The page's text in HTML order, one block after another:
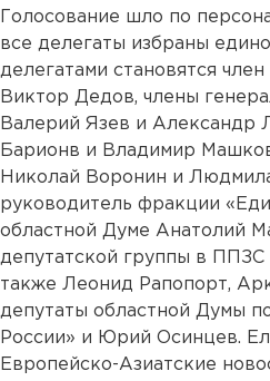
Голосование шло по
все делегаты избраны
делегатами становятся
Виктор Дедов, члены
Валерий Язев и Александр
Барионв и Владимир
Николай Воронин и
руководитель фракции
областной Думе Анатолий
депутатской группы в
также Леонид Рапопорт,
депутаты областной Думы
России» и Юрий Осинцев.
Европейско-Азиатские